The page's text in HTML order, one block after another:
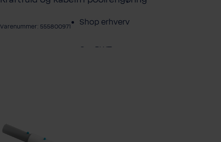
Shop erhverv
Om BWT
Varenummer: 555800971